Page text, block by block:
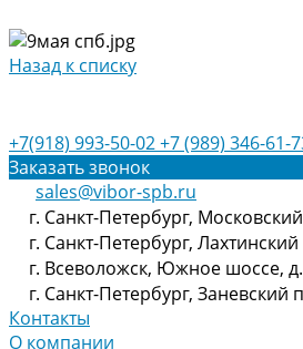
Назад к списку
+7(918) 993-50-02+7 (989) 346-61-
Заказать звонок
sales@vibor-spb.ru
г. Санкт-Петербург,
г. Санкт-Петербург,
г. Всеволожск, Южное шоссе,
г. Санкт-Петербург, Заневский
Контакты
О компании